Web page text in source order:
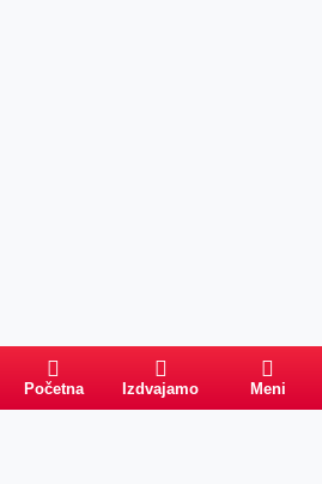
Početna Izdvajamo Meni